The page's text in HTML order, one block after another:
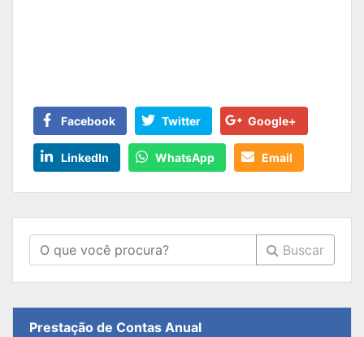
Facebook Twitter Google+
LinkedIn WhatsApp Email
Buscar
Prestação de Contas Anual